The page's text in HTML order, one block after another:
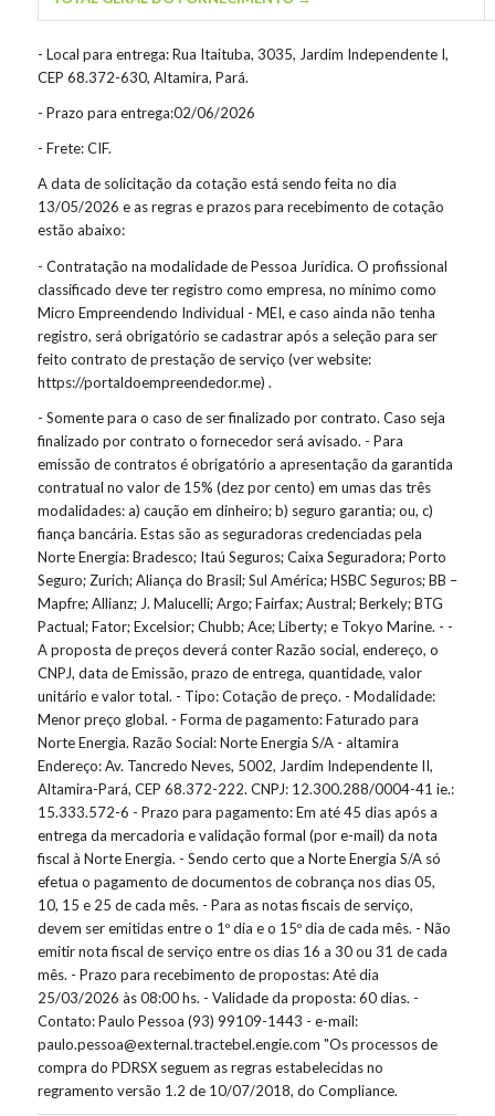
- Local para entrega: Rua Itaituba, 3035, Jardim Independente I,
CEP 68.372-630, Altamira, Pará.
- Prazo para entrega:02/06/2026
- Frete: CIF.
A data de solicitação da cotação está sendo feita no dia
13/05/2026 e as regras e prazos para recebimento de cotação
estão abaixo:
- Contratação na modalidade de Pessoa Jurídica. O profissional
classificado deve ter registro como empresa, no mínimo como
Micro Empreendendo Individual - MEI, e caso ainda não tenha
registro, será obrigatório se cadastrar após a seleção para ser
feito contrato de prestação de serviço (ver website:
https://portaldoempreendedor.me) .
- Somente para o caso de ser finalizado por contrato. Caso seja
finalizado por contrato o fornecedor será avisado. - Para
emissão de contratos é obrigatório a apresentação da garantida
contratual no valor de 15% (dez por cento) em umas das três
modalidades:a) caução em dinheiro;b) seguro garantia; ou, c)
fiança bancária. Estas são as seguradoras credenciadas pela
Norte Energia:Bradesco; Itaú Seguros; Caixa Seguradora; Porto
Seguro; Zurich; Aliança do Brasil; Sul América; HSBC Seguros; BB –
Mapfre; Allianz; J. Malucelli; Argo; Fairfax; Austral; Berkely; BTG
Pactual; Fator; Excelsior; Chubb; Ace; Liberty; e Tokyo Marine. - -
A proposta de preços deverá conter Razão social, endereço, o
CNPJ, data de Emissão, prazo de entrega, quantidade, valor
unitário e valor total. - Tipo: Cotação de preço. - Modalidade:
Menor preço global. - Forma de pagamento: Faturado para
Norte Energia. Razão Social: Norte Energia S/A - altamira
Endereço: Av. Tancredo Neves, 5002, Jardim Independente II,
Altamira-Pará, CEP 68.372-222. CNPJ: 12.300.288/0004-41 ie.:
15.333.572-6 - Prazo para pagamento: Em até 45 dias após a
entrega da mercadoria e validação formal (por e-mail) da nota
fiscal à Norte Energia. - Sendo certo que a Norte Energia S/A só
efetua o pagamento de documentos de cobrança nos dias 05,
10, 15 e 25 de cada mês. - Para as notas fiscais de serviço,
devem ser emitidas entre o 1º dia e o 15º dia de cada mês. - Não
emitir nota fiscal de serviço entre os dias 16 a 30 ou 31 de cada
mês. - Prazo para recebimento de propostas: Até dia
25/03/2026 às 08:00 hs. - Validade da proposta: 60 dias. -
Contato: Paulo Pessoa (93) 99109-1443 - e-mail:
paulo.pessoa@external.tractebel.engie.com "Os processos de
compra do PDRSX seguem as regras estabelecidas no
regramento versão 1.2 de 10/07/2018, do Compliance.